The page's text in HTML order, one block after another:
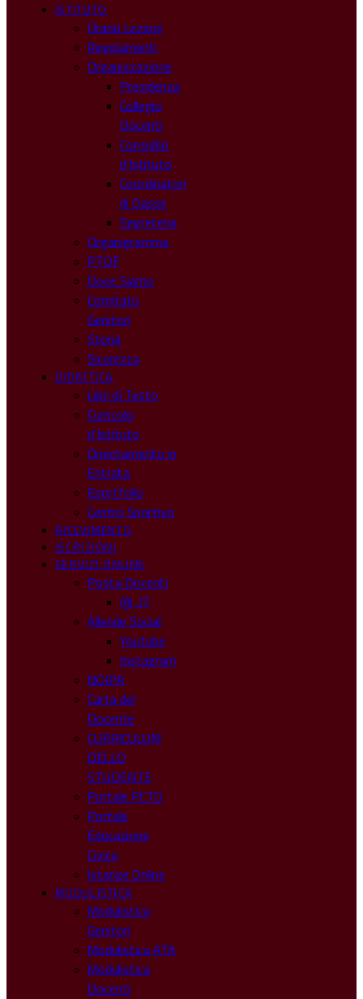
ISTITUTO
Orario Lezioni
Regolamenti
Organizzazione
Presidenza
Collegio
Docenti
Consiglio
d’Istituto
Coordinatori
di Classe
Segreteria
Organigramma
PTOF
Dove Siamo
Comitato
Genitori
Storia
Sicurezza
DIDATTICA
Libri di Testo
Curricolo
d’Istituto
Orientamento in
Entrata
Eportfolio
Centro Sportivo
RICEVIMENTO
ISCRIZIONI
SERVIZI ONLINE
Posta Docenti
@ .IT
Allende Social
Youtube
Instagram
NOIPA
Carta del
Docente
CURRICULUM
DELLO
STUDENTE
Portale PCTO
Portale
Educazione
Civica
Istanze Online
MODULISTICA
Modulistica
Genitori
Modulistica ATA
Modulistica
Docenti